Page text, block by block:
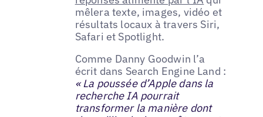
mêlera texte, images, vidéo et
résultats locaux à travers Siri,
Safari et Spotlight.
Comme Danny Goodwin l’a
écrit dans Search Engine Land :
« La poussée d’Apple dans la
recherche IA pourrait
transformer la manière dont